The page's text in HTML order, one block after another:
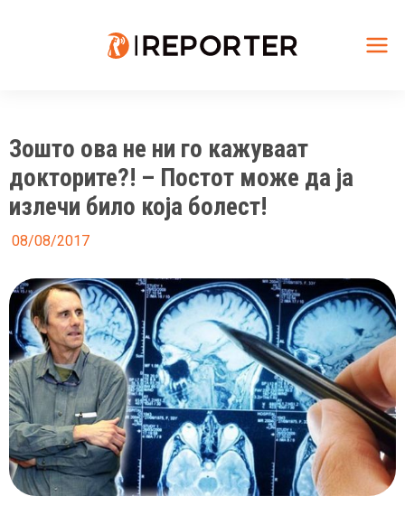
Зошто ова не ни го кажуваат
докторите?! – Постот може да ја
излечи било која болест!
08/08/2017